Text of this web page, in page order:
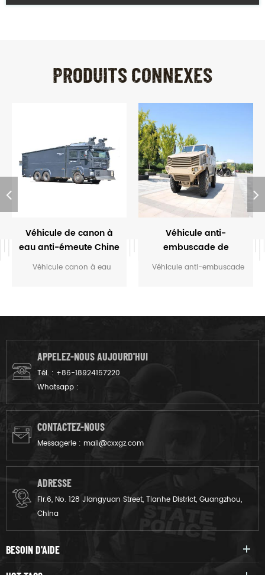
PRODUITS CONNEXES
Véhicule de canon à
eau anti-émeute Chine
Xinxing pour la police
Véhicule canon à eau
Véhicule anti-
embuscade de
protection anti-mines
Véhicule anti-embuscade
APPELEZ-NOUS AUJOURD'HUI
Tél. : +86-18924157220
Whatsapp :
CONTACTEZ-NOUS
Messagerie : mail@cxxgz.com
ADRESSE
Flr.6, No. 128 Jiangyuan Street, Tianhe District, Guangzhou,
China
BESOIN D'AIDE